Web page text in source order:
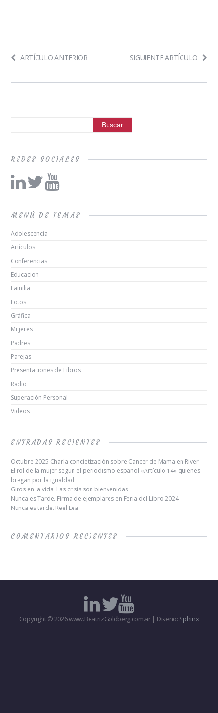
ARTÍCULO ANTERIOR SIGUIENTE ARTÍCULO
REDES SOCIALES
MENÚ DE TEMAS
Adolescencia
Artículos
Conferencias
Educacion
Familia
Fotos
Gráfica
Mujeres
Padres
Parejas
Presentaciones de Libros
Radio
Superación Personal
Videos
ENTRADAS RECIENTES
Octubre 2025 Charla concietización sobre Cancer de Mama en River
El rol de la mujer segun el periodismo español «Artículo 14» quienes
bregan por la igualdad
Giros en la vida. Las crisis son bienvenidas
Nunca es Tarde. Firma de ejemplares en Feria del Libro 2024
Nunca es tarde. Reel Lea
COMENTARIOS RECIENTES
Copyright © 2026 www.BeatrizGoldberg.com.ar | Diseño: Sphinx